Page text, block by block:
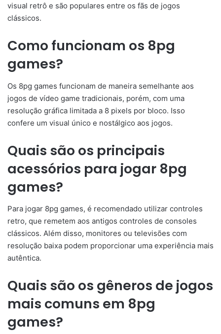
visual retrô e são populares entre os fãs de jogos
clássicos.
Como funcionam os 8pg
games?
Os 8pg games funcionam de maneira semelhante aos
jogos de vídeo game tradicionais, porém, com uma
resolução gráfica limitada a 8 pixels por bloco. Isso
confere um visual único e nostálgico aos jogos.
Quais são os principais
acessórios para jogar 8pg
games?
Para jogar 8pg games, é recomendado utilizar controles
retro, que remetem aos antigos controles de consoles
clássicos. Além disso, monitores ou televisões com
resolução baixa podem proporcionar uma experiência mais
autêntica.
Quais são os gêneros de jogos
mais comuns em 8pg
games?